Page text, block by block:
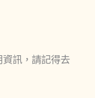
訊，請記得去